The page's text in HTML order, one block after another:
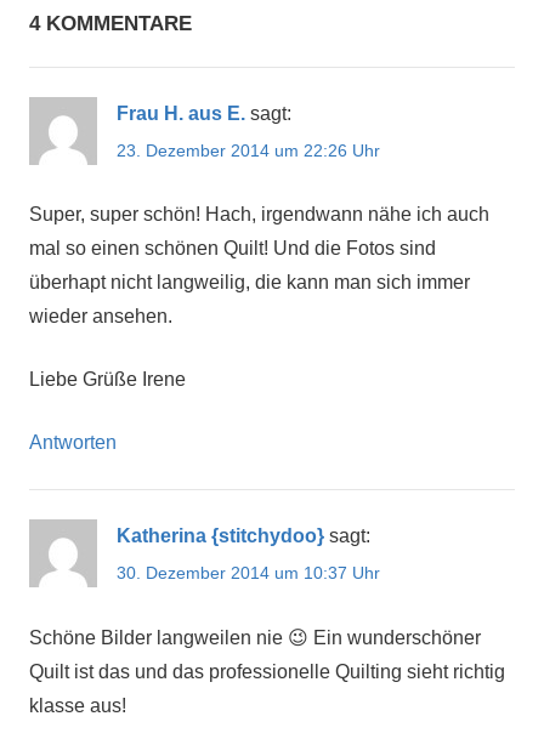
4 KOMMENTARE
Frau H. aus E. sagt:
23. Dezember 2014 um 22:26 Uhr
Super, super schön! Hach, irgendwann nähe ich auch
mal so einen schönen Quilt! Und die Fotos sind
überhapt nicht langweilig, die kann man sich immer
wieder ansehen.
Liebe Grüße Irene
Antworten
Katherina {stitchydoo} sagt:
30. Dezember 2014 um 10:37 Uhr
Schöne Bilder langweilen nie 😉 Ein wunderschöner
Quilt ist das und das professionelle Quilting sieht richtig
klasse aus!